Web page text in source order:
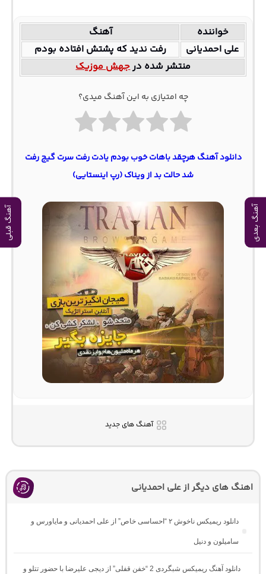
آهنگ بعدی آهنگ قبلی
خواننده
آهنگ
علی احمدیانی
رفت ندید که پشتش افتاده بودم
منتشر شده درجهش موزیک
چه امتیازی به این آهنگ میدی؟
دانلود آهنگ هرچقد باهات خوب بودم یادت رفت سرت گیج رفت
شد حالت بد از ویناک (رپ اینستایی)
آهنگ های جدید
اهنگ های دیگر از علی احمدیانی
دانلود ریمیکس ناخوش ۲ “احساسی خاص” از علی احمدیانی و مایاورس و
سامیلون و دنیل
دانلود آهنگ ریمیکس شبگردی 2 “خفن قفلی” از دیجی علیرضا با حضور تتلو و